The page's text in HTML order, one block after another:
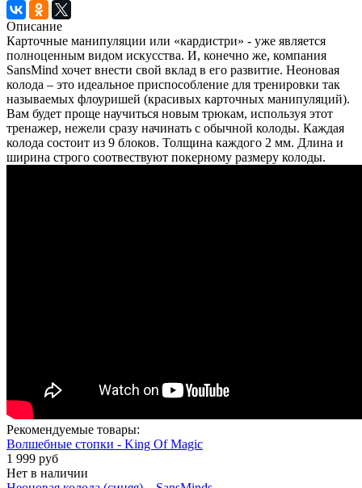
Описание
Карточные манипуляции или «кардистри» - уже является
полноценным видом искусства. И, конечно же, компания
SansMind хочет внести свой вклад в его развитие. Неоновая
колода – это идеальное приспособление для тренировки так
называемых флоуришей (красивых карточных манипуляций).
Вам будет проще научиться новым трюкам, используя этот
тренажер, нежели сразу начинать с обычной колоды. Каждая
колода состоит из 9 блоков. Толщина каждого 2 мм. Длина и
ширина строго соотвествуют покерному размеру колоды.
Рекомендуемые товары:
Волшебные стопки - King Of Magic
1 999 руб
Нет в наличии